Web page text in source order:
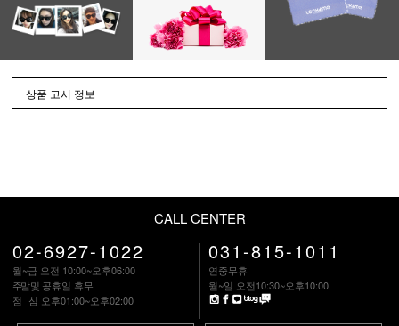
상품 고시 정보
CALL CENTER
02-6927-1022
월~금 오전 10:00~오후06:00
주말및 공휴일 휴무
점 심 오후01:00~오후02:00
031-815-1011
연중무휴
월~일 오전10:30~오후10:00